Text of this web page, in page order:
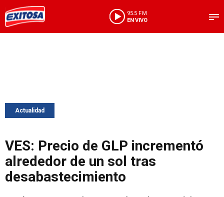
95.5 FM
EN VIVO
Actualidad
VES: Precio de GLP incrementó
alrededor de un sol tras
desabastecimiento